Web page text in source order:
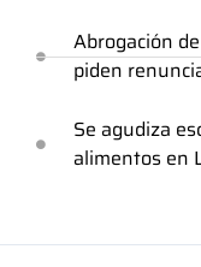
Abrogación
piden
Se agudiza
alimentos en